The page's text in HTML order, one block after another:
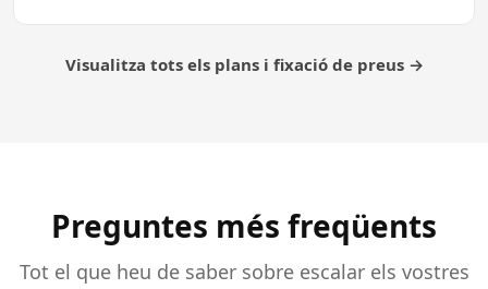
Visualitza tots els plans i fixació de preus →
Preguntes més freqüents
Tot el que heu de saber sobre escalar els vostres